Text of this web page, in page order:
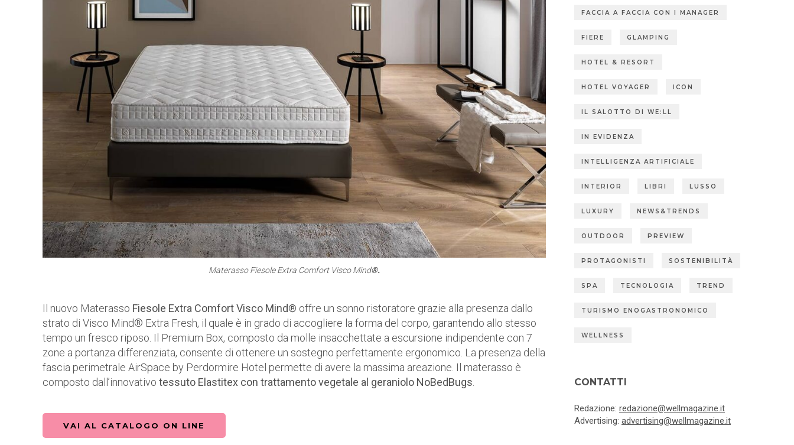
Materasso Fiesole Extra Comfort Visco Mind®.
Il nuovo Materasso Fiesole Extra Comfort Visco Mind® offre un sonno ristoratore grazie alla presenza dallo
strato di Visco Mind® Extra Fresh, il quale è in grado di accogliere la forma del corpo, garantendo allo stesso
tempo un fresco riposo. Il Premium Box, composto da molle insacchettate a escursione indipendente con 7
zone a portanza differenziata, consente di ottenere un sostegno perfettamente ergonomico. La presenza della
fascia perimetrale AirSpace by Perdormire Hotel permette di avere la massima areazione. Il materasso è
composto dall’innovativo tessuto Elastitex con trattamento vegetale al geraniolo NoBedBugs
VAI AL CATALOGO ON LINE
FACCIA A FACCIA CON I MANAGER
FIERE GLAMPING
HOTEL & RESORT
HOTEL VOYAGER ICON
IL SALOTTO DI WE:LL
IN EVIDENZA
INTELLIGENZA ARTIFICIALE
INTERIOR LIBRI LUSSO
LUXURY NEWS&TRENDS
OUTDOOR PREVIEW
PROTAGONISTI SOSTENIBILITÀ
SPA TECNOLOGIA TREND
TURISMO ENOGASTRONOMICO
WELLNESS
CONTATTI
Redazione: redazione@wellmagazine.it
Advertising: advertising@wellmagazine.it